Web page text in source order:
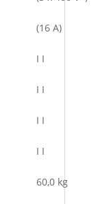
(16 A)
I I
I I
I I
I I
60,0 kg